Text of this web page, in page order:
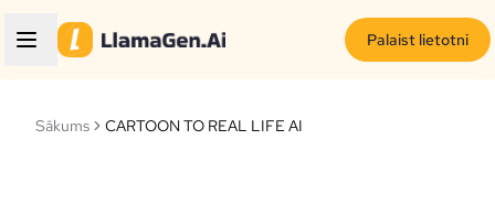
Palaist lietotni
Sākums CARTOON TO REAL LIFE AI